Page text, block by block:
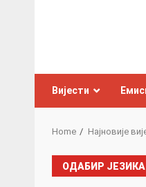
Вијести
Home Најновије
ОДАБИР ЈЕЗИКА